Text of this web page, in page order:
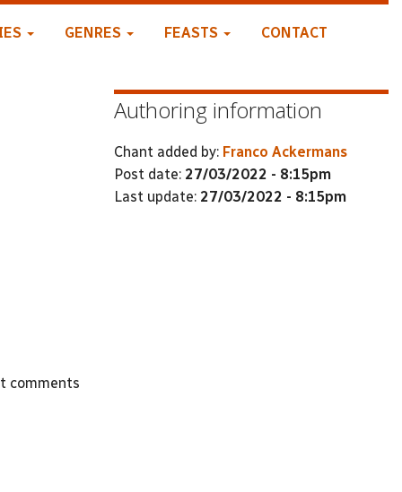
GENRES FEASTS CONTACT
comments
Authoring information
Chant added by: Franco Ackermans
Post date: 27/03/2022 - 8:15pm
Last update: 27/03/2022 - 8:15pm